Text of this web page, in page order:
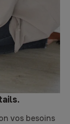
vos besoins